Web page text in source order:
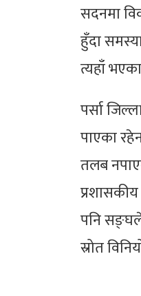
सदनमा
हुँदा
त्यहाँ
पर्सा
पाएका
तलब
पनि
स्रोत